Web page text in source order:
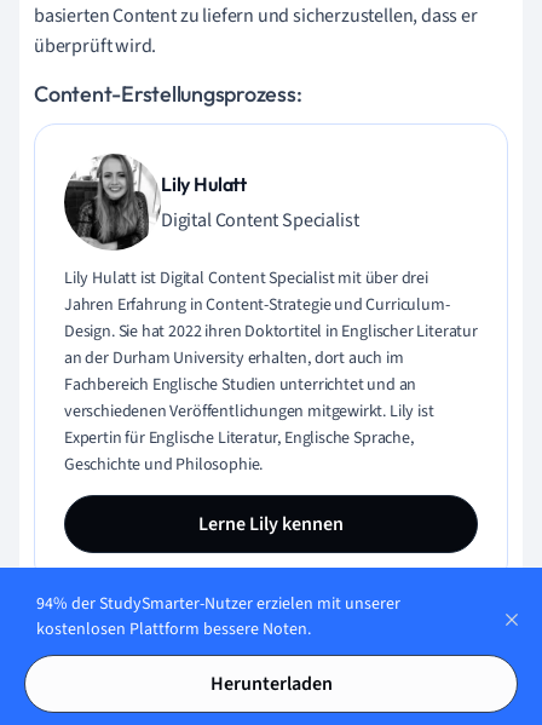
basierten Content zu liefern und sicherzustellen, dass er
überprüft wird.
Content-Erstellungsprozess:
Lily Hulatt
Digital Content Specialist
Lily Hulatt ist Digital Content Specialist mit über drei
Jahren Erfahrung in Content-Strategie und Curriculum-
Design. Sie hat 2022 ihren Doktortitel in Englischer Literatur
an der Durham University erhalten, dort auch im
Fachbereich Englische Studien unterrichtet und an
verschiedenen Veröffentlichungen mitgewirkt. Lily ist
Expertin für Englische Literatur, Englische Sprache,
Geschichte und Philosophie.
Lerne Lily kennen
Inhaltliche Qualität geprüft von:
94% der StudySmarter-Nutzer erzielen mit unserer
kostenlosen Plattform bessere Noten.
Herunterladen